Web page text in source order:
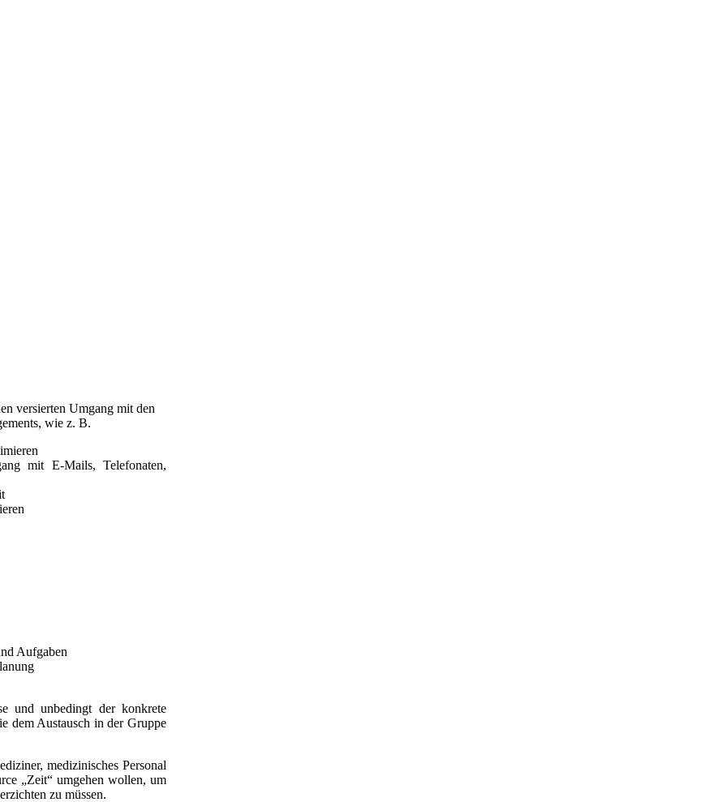
versierten Umgang mit den
wie z. B.
mit E-Mails, Telefonaten,
Aufgaben
und unbedingt der konkrete
dem Austausch in der Gruppe
medizinisches Personal
„Zeit“ umgehen wollen, um
zu müssen.